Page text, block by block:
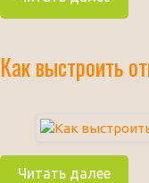
Как выстроить
Читать далее